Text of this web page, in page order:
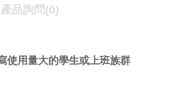
產品詢問(0)
使用量大的學生或上班族群